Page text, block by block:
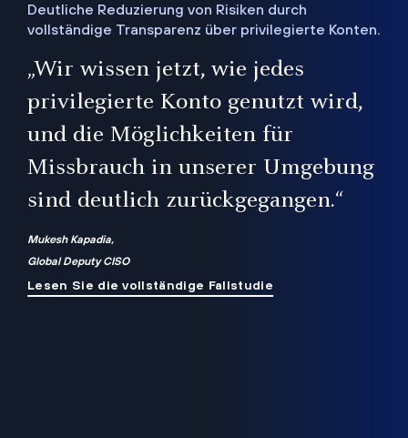
Deutliche Reduzierung von Risiken durch
vollständige Transparenz über privilegierte Konten.
„Wir wissen jetzt, wie jedes
privilegierte Konto genutzt wird,
und die Möglichkeiten für
Missbrauch in unserer Umgebung
sind deutlich zurückgegangen.“
Mukesh Kapadia,
Global Deputy CISO
Lesen Sie die vollständige Fallstudie